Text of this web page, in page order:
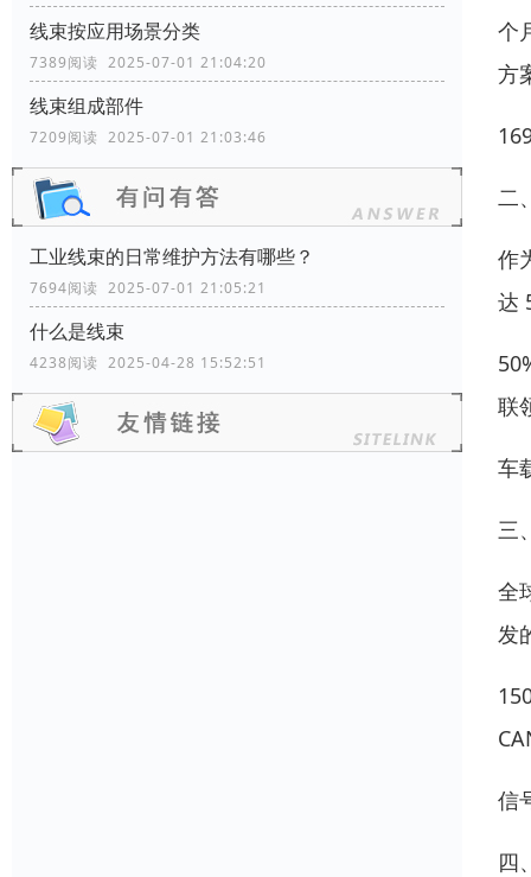
线束按应用场景分类
7389阅读 2025-07-01 21:04:20
线束组成部件
7209阅读 2025-07-01 21:03:46
工业线束的日常维护方法有哪些？
7694阅读 2025-07-01 21:05:21
什么是线束
4238阅读 2025-04-28 15:52:51
个
方
二
作
达
联
车
三
全
发
信
四